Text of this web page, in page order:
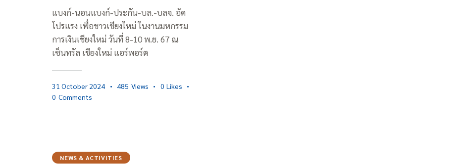
แบงก์-นอนแบงก์-ประกัน-บล.-บลจ. อัด
โปรแรง เพื่อชาวเชียงใหม่ ในงานมหกรรม
การเงินเชียงใหม่ วันที่ 8-10 พ.ย. 67 ณ
เซ็นทรัล เชียงใหม่ แอร์พอร์ต
31 October 2024 485 Views 0 Likes
0 Comments
NEWS & ACTIVITIES